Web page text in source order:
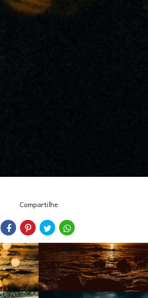
Compartilhe